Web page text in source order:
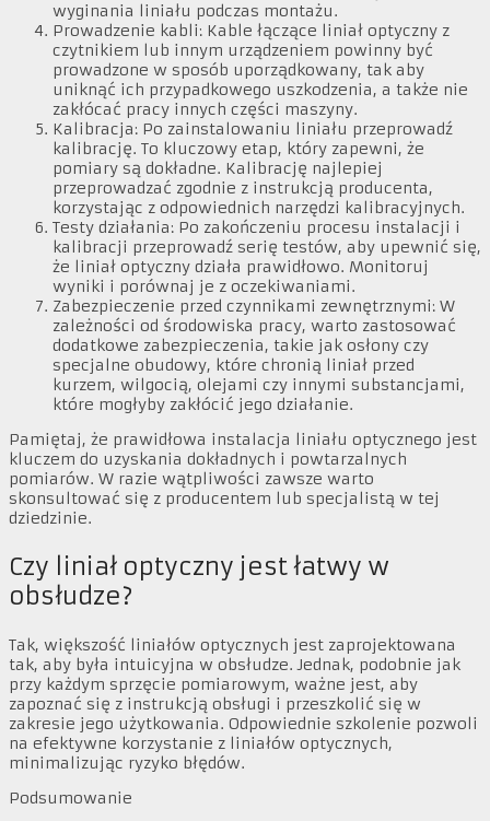
wyginania liniału podczas montażu.
Prowadzenie kabli: Kable łączące liniał optyczny z
czytnikiem lub innym urządzeniem powinny być
prowadzone w sposób uporządkowany, tak aby
uniknąć ich przypadkowego uszkodzenia, a także nie
zakłócać pracy innych części maszyny.
Kalibracja: Po zainstalowaniu liniału przeprowadź
kalibrację. To kluczowy etap, który zapewni, że
pomiary są dokładne. Kalibrację najlepiej
przeprowadzać zgodnie z instrukcją producenta,
korzystając z odpowiednich narzędzi kalibracyjnych.
Testy działania: Po zakończeniu procesu instalacji i
kalibracji przeprowadź serię testów, aby upewnić się,
że liniał optyczny działa prawidłowo. Monitoruj
wyniki i porównaj je z oczekiwaniami.
Zabezpieczenie przed czynnikami zewnętrznymi: W
zależności od środowiska pracy, warto zastosować
dodatkowe zabezpieczenia, takie jak osłony czy
specjalne obudowy, które chronią liniał przed
kurzem, wilgocią, olejami czy innymi substancjami,
które mogłyby zakłócić jego działanie.
Pamiętaj, że prawidłowa instalacja liniału optycznego jest
kluczem do uzyskania dokładnych i powtarzalnych
pomiarów. W razie wątpliwości zawsze warto
skonsultować się z producentem lub specjalistą w tej
dziedzinie.
Czy liniał optyczny jest łatwy w
obsłudze?
Tak, większość liniałów optycznych jest zaprojektowana
tak, aby była intuicyjna w obsłudze. Jednak, podobnie jak
przy każdym sprzęcie pomiarowym, ważne jest, aby
zapoznać się z instrukcją obsługi i przeszkolić się w
zakresie jego użytkowania. Odpowiednie szkolenie pozwoli
na efektywne korzystanie z liniałów optycznych,
minimalizując ryzyko błędów.
Podsumowanie